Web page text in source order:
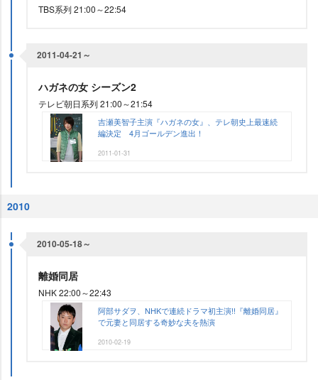
TBS系列 21:00～22:54
2011-04-21～
ハガネの女 シーズン2
テレビ朝日系列 21:00～21:54
吉瀬美智子主演『ハガネの女』、テレ朝史上最速続
編決定 4月ゴールデン進出！
2011-01-31
2010
2010-05-18～
離婚同居
NHK 22:00～22:43
阿部サダヲ、NHKで連続ドラマ初主演!!『離婚同居』
で元妻と同居する奇妙な夫を熱演
2010-02-19